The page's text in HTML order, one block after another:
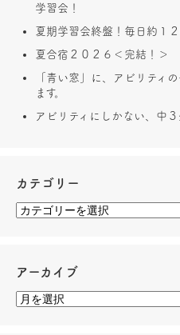
学習会！
夏期学習会終盤！毎日約１
夏合宿２０２６＜完結！＞
「青い窓」に、アビリティ
ます。
アビリティにしかない、中
カテゴリー
アーカイブ